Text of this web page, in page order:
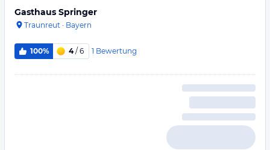
Gasthaus Springer
Traunreut · Bayern
100% 4/ 6 1 Bewertung